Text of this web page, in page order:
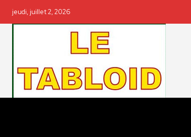
jeudi, juillet 2, 2026